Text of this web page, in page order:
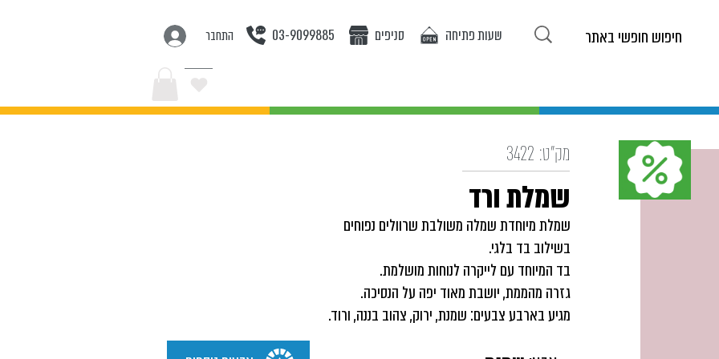
התחבר שעות פתיחה סניפים 03-9099885
3422 מק"ט:
שמלת ורד
שמלת מיוחדת שמלה משולבת שרוולים נפוחים
בשילוב בד בלגי.
בד המיוחד עם לייקרה לנוחות מושלמת.
גזרה מהממת, יושבת מאוד יפה על הנסיכה.
מגיע בארבע צבעים: שמנת, ירוק, צהוב בננה, ורוד.